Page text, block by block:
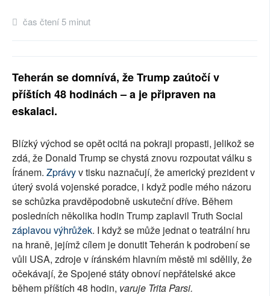
čas čtení 5 minut
Teherán se domnívá, že Trump zaútočí v
příštích 48 hodinách – a je připraven na
eskalaci.
Blízký východ se opět ocitá na pokraji propasti, jelikož se
zdá, že Donald Trump se chystá znovu rozpoutat válku s
Íránem. Zprávyv tisku naznačují, že americký prezident v
úterý svolá vojenské poradce, i když podle mého názoru
se schůzka pravděpodobně uskuteční dříve. Během
posledních několika hodin Trump zaplavil Truth Social
záplavou výhrůžek. I když se může jednat o teatrální hru
na hraně, jejímž cílem je donutit Teherán k podrobení se
vůli USA, zdroje v íránském hlavním městě mi sdělily, že
očekávají, že Spojené státy obnoví nepřátelské akce
během příštích 48 hodin, varuje Trita Parsi.